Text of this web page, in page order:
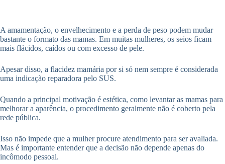
A amamentação, o envelhecimento e a perda de peso podem mudar
bastante o formato das mamas. Em muitas mulheres, os seios ficam
mais flácidos, caídos ou com excesso de pele.
Apesar disso, a flacidez mamária por si só nem sempre é considerada
uma indicação reparadora pelo SUS.
Quando a principal motivação é estética, como levantar as mamas para
melhorar a aparência, o procedimento geralmente não é coberto pela
rede pública.
Isso não impede que a mulher procure atendimento para ser avaliada.
Mas é importante entender que a decisão não depende apenas do
incômodo pessoal.